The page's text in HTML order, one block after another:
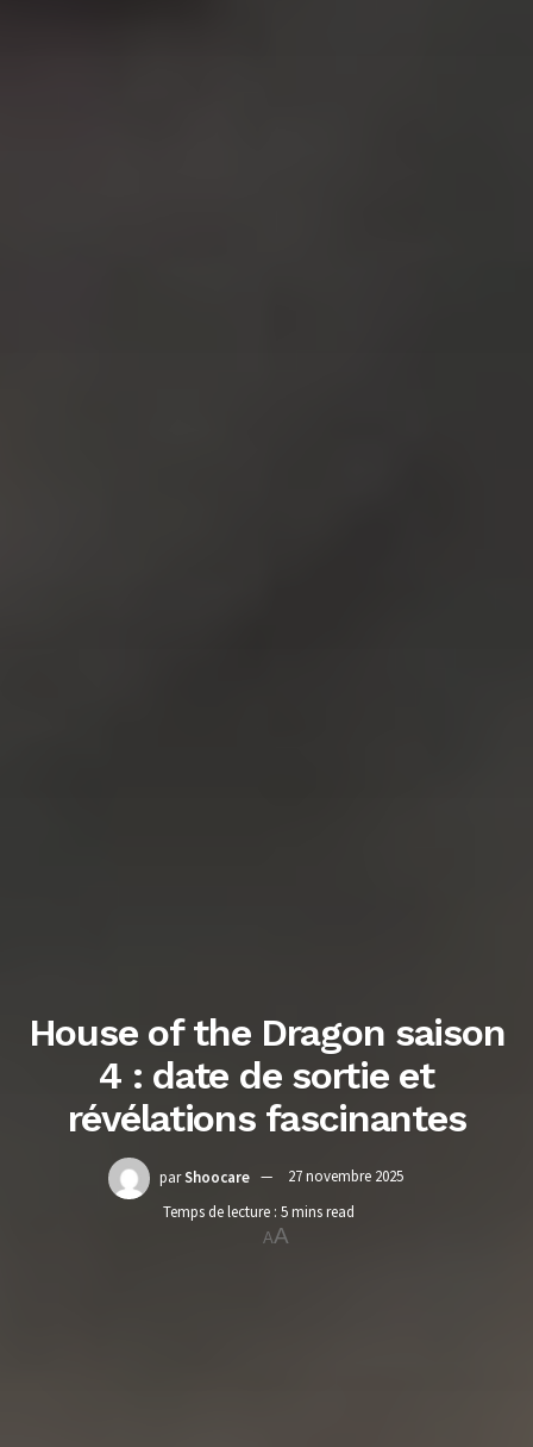
House of the Dragon saison
4 : date de sortie et
révélations fascinantes
par Shoocare
27 novembre 2025
Temps de lecture : 5 mins read
AA